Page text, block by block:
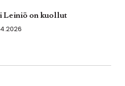
Leiniö on kuollut